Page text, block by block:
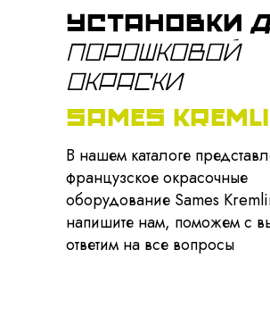
порошковой
окраски
Установки
SAMES
В нашем каталоге
французское окрасочные
оборудование Sames
напишите нам, поможем с
ответим на все вопросы